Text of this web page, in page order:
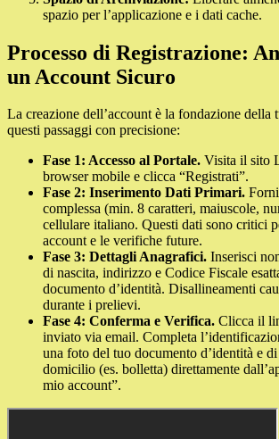
spazio per l’applicazione e i dati cache.
Processo di Registrazione:
un Account Sicuro
La creazione dell’account è la fondazione della
questi passaggi con precisione:
Fase 1: Accesso al Portale. Visita il sito
browser mobile e clicca “Registrati”.
Fase 2: Inserimento Dati Primari.
complessa (min. 8 caratteri, maiuscole,
cellulare italiano. Questi dati sono critici
account e le verifiche future.
Fase 3: Dettagli Anagrafici. Inserisci
di nascita, indirizzo e Codice Fiscale
documento d’identità. Disallineamenti
durante i prelievi.
Fase 4: Conferma e Verifica. Clicca il
inviato via email. Completa
una foto del tuo documento d’identità e
domicilio (es. bolletta) direttamente
mio account”.